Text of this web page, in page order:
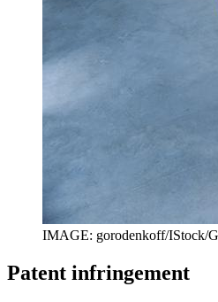
IMAGE: gorodenkoff/IStock/
Patent infringement